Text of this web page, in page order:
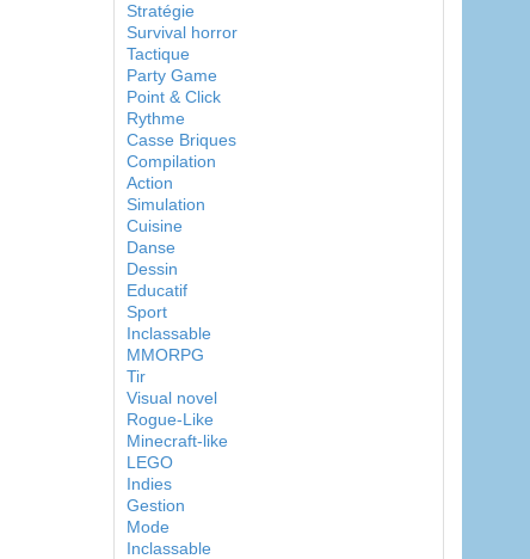
Stratégie
Survival horror
Tactique
Party Game
Point & Click
Rythme
Casse Briques
Compilation
Action
Simulation
Cuisine
Danse
Dessin
Educatif
Sport
Inclassable
MMORPG
Tir
Visual novel
Rogue-Like
Minecraft-like
LEGO
Indies
Gestion
Mode
Inclassable